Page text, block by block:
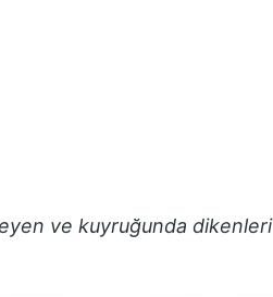
ve kuyruğunda dikenleri